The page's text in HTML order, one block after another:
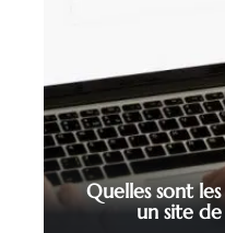
Quelles sont
un site